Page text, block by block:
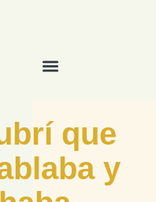
que
y